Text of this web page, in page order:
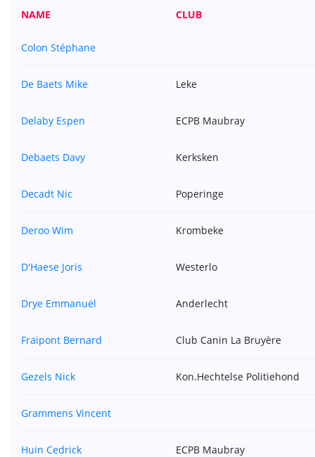
NAME CLUB
Colon Stéphane
De Baets Mike Leke
Delaby Espen ECPB Maubray
Debaets Davy Kerksken
Decadt Nic Poperinge
Deroo Wim Krombeke
D'Haese Joris Westerlo
Drye Emmanuël Anderlecht
Fraipont Bernard Club Canin La Bruyère
Gezels Nick Kon.Hechtelse Politiehond
Grammens Vincent
Huin Cedrick ECPB Maubray